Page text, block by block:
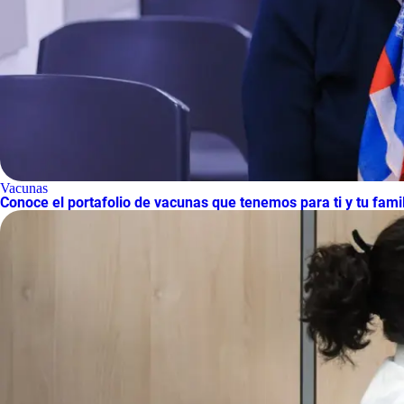
Vacunas
Conoce el portafolio de vacunas que tenemos para ti y tu